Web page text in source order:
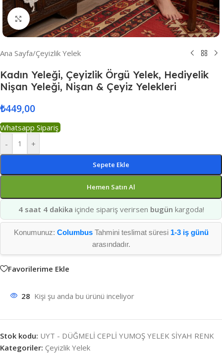
Resmi Büyüt
Ana Sayfa/Çeyizlik Yelek
Kadın Yeleği, Çeyizlik Örgü Yelek, Hediyelik
Nişan Yeleği, Nişan & Çeyiz Yelekleri
₺449,00
Whatsapp Sipariş
-
+
Sepete Ekle
Hemen Satın Al
4 saat 4 dakika içinde sipariş verirsen bugün kargoda!
Konumunuz: ColumbusTahmini teslimat süresi 1-3 iş günü
arasındadır.
Favorilerime Ekle
28 Kişi şu anda bu ürünü inceliyor
Stok kodu: UYT - DÜĞMELİ CEPLİ YUMOŞ YELEK SİYAH RENK
Kategoriler: Çeyizlik Yelek